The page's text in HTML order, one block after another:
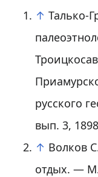
↑ Талько-
русского
вып. 3,
↑ Волков
отдых. —